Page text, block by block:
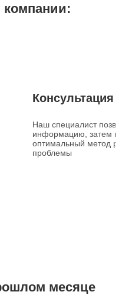
Консультация
Наш специалист
информацию, затем
оптимальный метод
проблемы
месяце